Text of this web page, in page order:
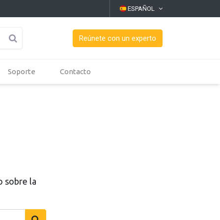
ESPAÑOL
Reúnete con un experto
Soporte Contacto
sobre la